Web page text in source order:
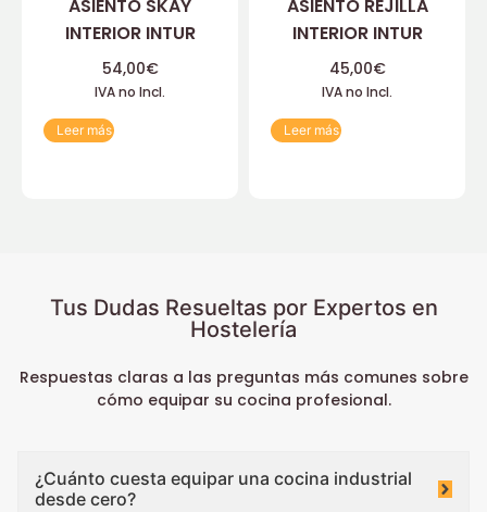
ASIENTO SKAY
INTERIOR INTUR
54,00€
IVA no Incl.
Leer más
ASIENTO REJILLA
INTERIOR INTUR
45,00€
IVA no Incl.
Leer más
Tus Dudas Resueltas por Expertos en
Hostelería
Respuestas claras a las preguntas más comunes sobre
cómo equipar su cocina profesional.
¿Cuánto cuesta equipar una cocina industrial
desde cero?